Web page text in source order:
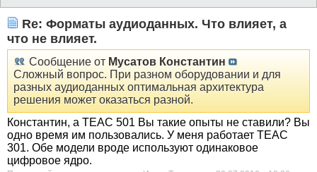
Re: Форматы аудиоданных. Что влияет, а
что не влияет.
Сообщение от Мусатов Константин
Сложный вопрос. При разном оборудовании и для
разных аудиоданных оптимальная архитектура
решения может оказаться разной.
Константин, а ТЕАС 501 Вы такие опыты не ставили? Вы
одно время им пользовались. У меня работает ТЕАС
301. Обе модели вроде используют одинаковое
цифровое ядро.